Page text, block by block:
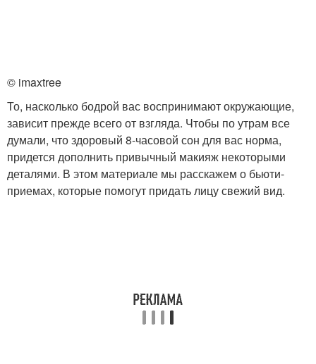
© imaxtree
То, насколько бодрой вас воспринимают окружающие,
зависит прежде всего от взгляда. Чтобы по утрам все
думали, что здоровый 8-часовой сон для вас норма,
придется дополнить привычный макияж некоторыми
деталями. В этом материале мы расскажем о бьюти-
приемах, которые помогут придать лицу свежий вид.